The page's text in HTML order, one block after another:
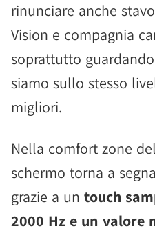
rinunciare anche
Vision e compagnia
soprattutto
siamo sullo stesso
migliori.
Nella comfort zone
schermo torna a
grazie a un touch
2000 Hz e un valore